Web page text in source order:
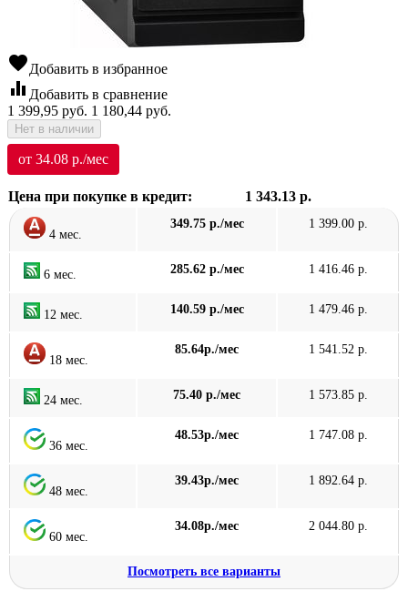
favoriteДобавить в избранное
equalizer Добавить в сравнение
1 399,95 руб. 1 180,44 руб.
Нет в наличии
от 34.08 р./мес
Цена при покупке в кредит: 1 343.13 р.
4 мес.
349.75 р./мес 1 399.00 р.
6 мес. 285.62 р./мес 1 416.46 р.
12 мес. 140.59 р./мес 1 479.46 р.
18 мес.
85.64р./мес 1 541.52 р.
24 мес. 75.40 р./мес 1 573.85 р.
36 мес.
48.53р./мес 1 747.08 р.
48 мес.
39.43р./мес 1 892.64 р.
60 мес.
34.08р./мес 2 044.80 р.
Посмотреть все варианты